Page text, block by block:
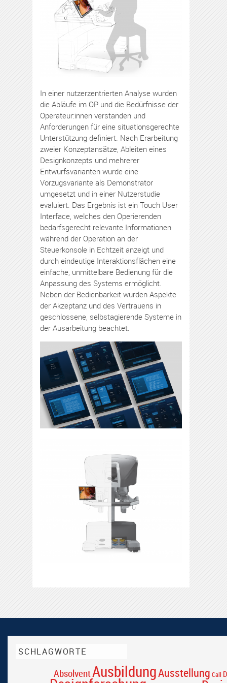
In einer nutzerzentrierten Analyse wurden
die Abläufe im OP und die Bedürfnisse der
Operateur:innen verstanden und
Anforderungen für eine situationsgerechte
Unterstützung definiert. Nach Erarbeitung
zweier Konzeptansätze, Ableiten eines
Designkonzepts und mehrerer
Entwurfsvarianten wurde eine
Vorzugsvariante als Demonstrator
umgesetzt und in einer Nutzerstudie
evaluiert. Das Ergebnis ist ein Touch User
Interface, welches den Operierenden
bedarfsgerecht relevante Informationen
während der Operation an der
Steuerkonsole in Echtzeit anzeigt und
durch eindeutige Interaktionsflächen eine
einfache, unmittelbare Bedienung für die
Anpassung des Systems ermöglicht.
Neben der Bedienbarkeit wurden Aspekte
der Akzeptanz und des Vertrauens in
geschlossene, selbstagierende Systeme in
der Ausarbeitung beachtet.
SCHLAGWORTE
AbsolventAusbildungAusstellung Call